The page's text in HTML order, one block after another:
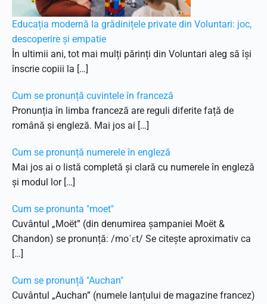
Educația modernă la grădinițele private din Voluntari: joc,
descoperire și empatie
În ultimii ani, tot mai mulți părinți din Voluntari aleg să își
înscrie copiii la […]
Cum se pronunță cuvintele în franceză
Pronunția în limba franceză are reguli diferite față de
română și engleză. Mai jos ai […]
Cum se pronunță numerele în engleză
Mai jos ai o listă completă și clară cu numerele în engleză
și modul lor […]
Cum se pronunta "moet"
Cuvântul „Moët” (din denumirea șampaniei Moët &
Chandon) se pronunță: /moˈɛt/ Se citește aproximativ ca
[…]
Cum se pronunță "Auchan"
Cuvântul „Auchan” (numele lanțului de magazine francez)